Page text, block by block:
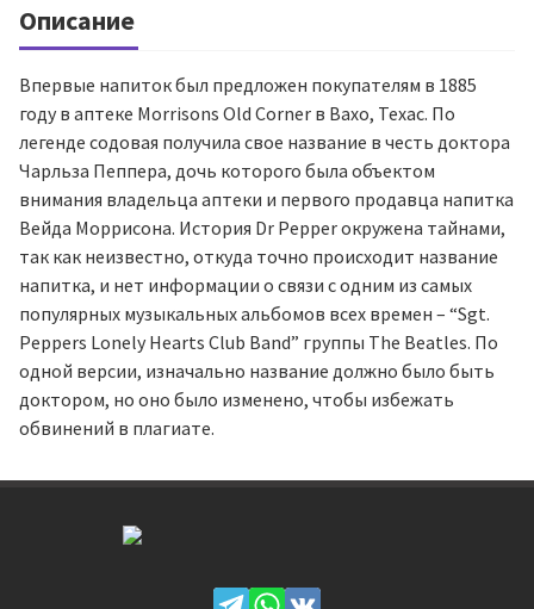
Описание
Впервые напиток был предложен покупателям в 1885
году в аптеке Morrisons Old Corner в Вахо, Техас. По
легенде содовая получила свое название в честь доктора
Чарльза Пеппера, дочь которого была объектом
внимания владельца аптеки и первого продавца напитка
Вейда Моррисона. История Dr Pepper окружена тайнами,
так как неизвестно, откуда точно происходит название
напитка, и нет информации о связи с одним из самых
популярных музыкальных альбомов всех времен – “Sgt.
Peppers Lonely Hearts Club Band” группы The Beatles. По
одной версии, изначально название должно было быть
доктором, но оно было изменено, чтобы избежать
обвинений в плагиате.